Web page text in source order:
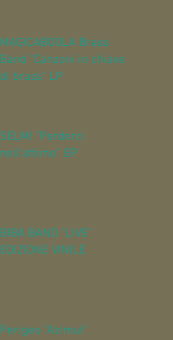
MAGICABOOLA Brass
Band "Canzoni in chiave
di brass" LP
SELMI "Perderci
nell'attimo" EP
BIBA BAND "LIVE"
EDIZIONE VINILE
Perigeo "Azimut"